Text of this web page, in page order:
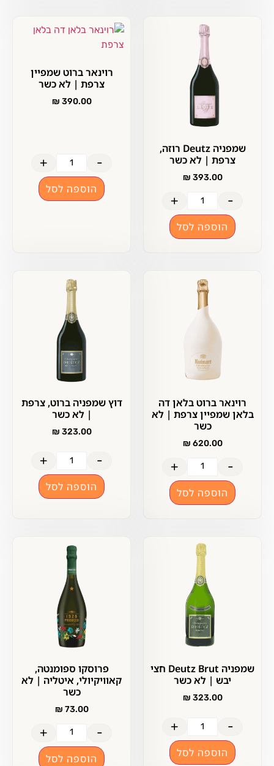
שמפניה Deutz רוזה,
צרפת | לא כשר
₪ 393.00
-
+
הוספה לסל
רוינאר ברוט שמפיין
צרפת | לא כשר
₪ 390.00
-
+
הוספה לסל
רוינאר ברוט בלאן דה
בלאן שמפיין צרפת | לא
כשר
₪ 620.00
-
+
הוספה לסל
דוץ שמפניה ברוט, צרפת
| לא כשר
₪ 323.00
-
+
הוספה לסל
שמפניה Deutz Brut חצי
יבש | לא כשר
₪ 323.00
-
+
הוספה לסל
פרוסקו ספומנטה,
קאוויקיולי, איטליה | לא
כשר
₪ 73.00
-
+
הוספה לסל